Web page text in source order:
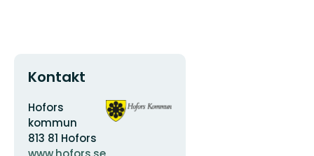
Kontakt
Adress
Hofors
kommun
813 81 Hofors
Organisationens
logotyp